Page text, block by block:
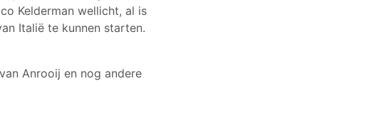
Kelderman wellicht, al is
Italië te kunnen starten.
Anrooij en nog andere